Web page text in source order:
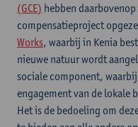
(GCE) hebben daarbovenop
compensatieproject
Works, waarbij in Kenia
nieuwe natuur wordt
sociale component,
engagement van de lokale
Het is de bedoeling om